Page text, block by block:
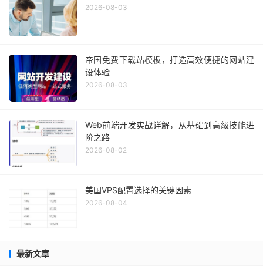
2026-08-03
帝国免费下载站模板，打造高效便捷的网站建
设体验
2026-08-03
Web前端开发实战详解，从基础到高级技能进
阶之路
2026-08-02
美国VPS配置选择的关键因素
2026-08-04
最新文章